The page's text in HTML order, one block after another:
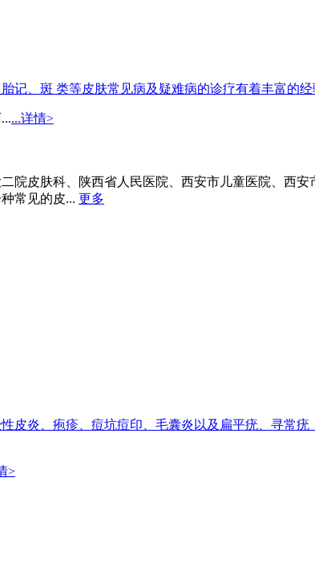
、斑 类等皮肤常见病及疑难病的诊疗有着丰富的经
...详情>
皮肤科、陕西省人民医院、西安市儿童医院、西
常见的皮... 更多
炎、疱疹、痘坑痘印、毛囊炎以及扁平疣、寻常
>